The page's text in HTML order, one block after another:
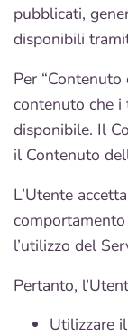
pubblicati,
disponibili
Per “Contenuto
contenuto che i
disponibile. Il
il Contenuto
L’Utente
l’utilizzo del
Pertanto,
Utilizzare